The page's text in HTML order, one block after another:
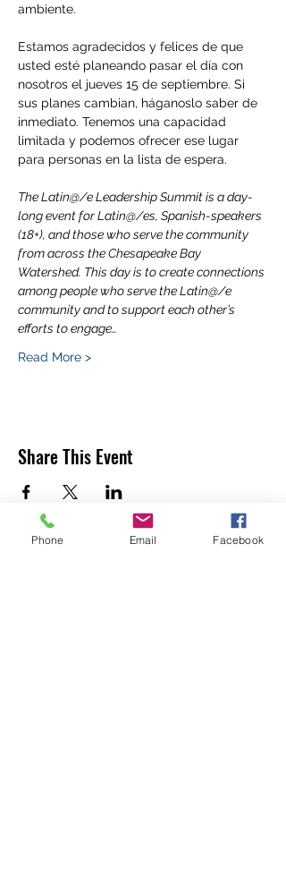
ambiente.
Estamos agradecidos y felices de que
usted esté planeando pasar el día con
nosotros el jueves 15 de septiembre. Si
sus planes cambian, háganoslo saber de
inmediato. Tenemos una capacidad
limitada y podemos ofrecer ese lugar
para personas en la lista de espera.
The Latin@/e Leadership Summit is a day-
long event for Latin@/es, Spanish-speakers
(18+), and those who serve the community
from across the Chesapeake Bay
Watershed. This day is to create connections
among people who serve the Latin@/e
community and to support each other’s
efforts to engage…
Read More >
Share This Event
Phone Email Facebook